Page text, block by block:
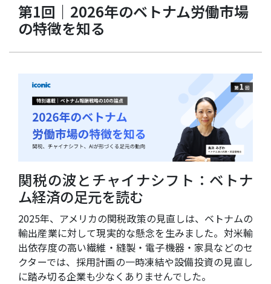
第1回｜2026年のベトナム労働市場
の特徴を知る
関税の波とチャイナシフト：ベトナ
ム経済の足元を読む
2025年、アメリカの関税政策の見直しは、ベトナムの
輸出産業に対して現実的な懸念を生みました。対米輸
出依存度の高い繊維・縫製・電子機器・家具などのセ
クターでは、採用計画の一時凍結や設備投資の見直し
に踏み切る企業も少なくありませんでした。